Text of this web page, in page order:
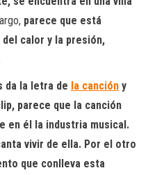
parece que está
calor y la presión,
da la letra de la canción y
parece que la canción
en él la industria musical.
vivir de ella. Por el otro
que conlleva esta